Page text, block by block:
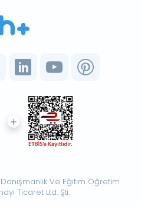
Danışmanlık Ve Eğitim Öğretim
Ticaret Ltd. Şti.